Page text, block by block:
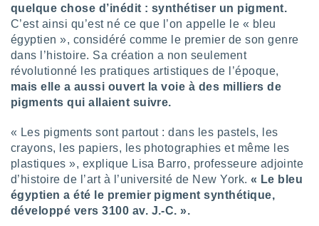
de
à
en
le
des
au
web.
les
quelque chose d’inédit : synthétiser un pigment.
C’est ainsi qu’est né ce que l’on appelle le « bleu
égyptien », considéré comme le premier de son genre
dans l’histoire. Sa création a non seulement
révolutionné les pratiques artistiques de l’époque,
mais elle a aussi ouvert la voie à des milliers de
pigments qui allaient suivre.
« Les pigments sont partout : dans les pastels, les
crayons, les papiers, les photographies et même les
plastiques », explique Lisa Barro, professeure adjointe
d’histoire de l’art à l’université de New York.« Le bleu
égyptien a été le premier pigment synthétique,
développé vers 3100 av. J.-C. ».